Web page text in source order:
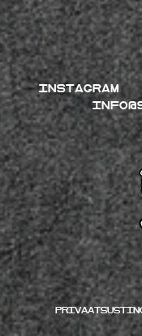
INSTAGRAM